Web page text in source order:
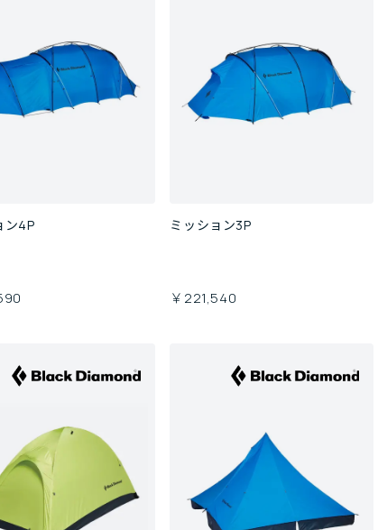
ン4P ミッション3P
￥221,540